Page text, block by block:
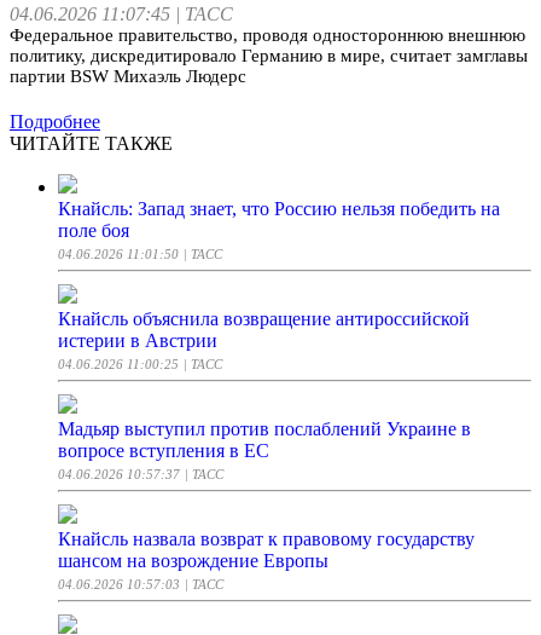
04.06.2026 11:07:45 | ТАСС
Федеральное правительство, проводя одностороннюю внешнюю
политику, дискредитировало Германию в мире, считает замглавы
партии BSW Михаэль Людерс
Подробнее
ЧИТАЙТЕ ТАКЖЕ
Кнайсль: Запад знает, что Россию нельзя победить на
поле боя
04.06.2026 11:01:50 | ТАСС
Кнайсль объяснила возвращение антироссийской
истерии в Австрии
04.06.2026 11:00:25 | ТАСС
Мадьяр выступил против послаблений Украине в
вопросе вступления в ЕС
04.06.2026 10:57:37 | ТАСС
Кнайсль назвала возврат к правовому государству
шансом на возрождение Европы
04.06.2026 10:57:03 | ТАСС